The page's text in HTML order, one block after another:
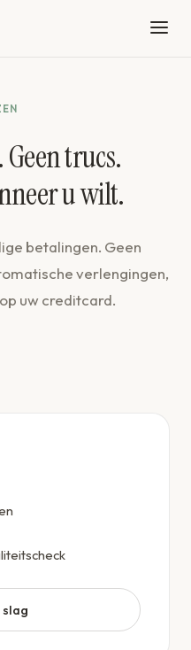
trucs.
u wilt.
betalingen. Geen
verlengingen,
uw creditcard.
slag